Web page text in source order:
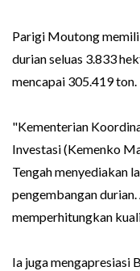
Parigi Moutong
durian seluas 3.833
mencapai 305.419 ton.
"Kementerian
Investasi (Kemenko
Tengah menyediakan
pengembangan
memperhitungkan
Ia juga mengapresiasi